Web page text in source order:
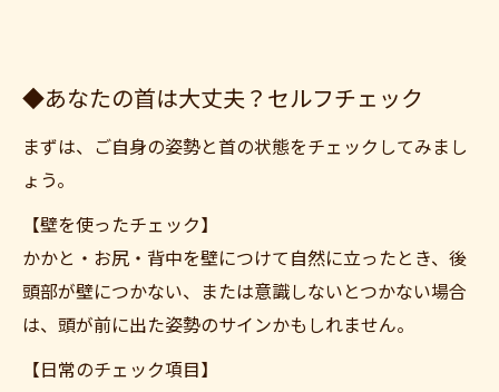
◆あなたの首は大丈夫？セルフチェック
まずは、ご自身の姿勢と首の状態をチェックしてみまし
ょう。
【壁を使ったチェック】
かかと・お尻・背中を壁につけて自然に立ったとき、後
頭部が壁につかない、または意識しないとつかない場合
は、頭が前に出た姿勢のサインかもしれません。
【日常のチェック項目】
ご予約はこちら